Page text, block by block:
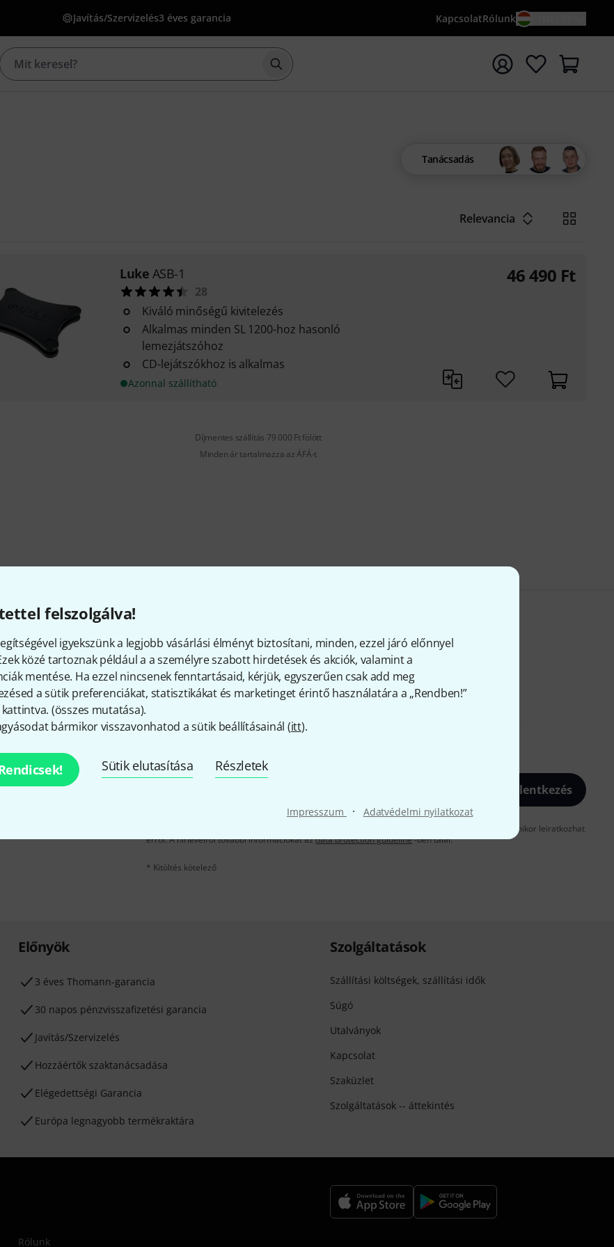
felszolgálva!
igyekszünk a legjobb vásárlási élményt biztosítani, minden, ezzel járó előnnyel
közé tartoznak például a a személyre szabott hirdetések és akciók, valamint a
mentése. Ha ezzel nincsenek fenntartásaid, kérjük, egyszerűen csak add meg
a sütik preferenciákat, statisztikákat és marketinget érintő használatára a „Rendben!”
(összes mutatása).
bármikor visszavonhatod a sütik beállításainál (itt).
Sütik elutasítása Részletek
Impresszum · Adatvédelmi nyilatkozat
Javítás/Szervizelés3 éves garancia KapcsolatRólunk
Keresés indítása {searchTerm} keresőszóval
Tanácsadás
Relevancia
Luke ASB-1
28
Kiváló minőségű kivitelezés
Alkalmas minden SL 1200-hoz hasonló
lemezjátszóhoz
CD-lejátszókhoz is alkalmas
Azonnal szállítható
46 490 Ft
Díjmentes szállítás 79 000 Ft fölött
Minden ár tartalmazza az ÁFÁ-t
Tetszik, amit látsz?
Megosztás Súgó & Visszajelzések
és kis szerencsével
Bejelentkezés
A "Bejelentkezés" gombra kattintva elfogadja, hogy e-mailben küldjünk önnek hirdetéseket. Bármikor leiratkozhat
erről. A hírlevélről további információkat azdata protection guideline-ben talál.
* Kitöltés kötelező
Előnyök
3 éves Thomann-garancia
30 napos pénzvisszafizetési garancia
Javítás/Szervizelés
Hozzáértők szaktanácsadása
Elégedettségi Garancia
Európa legnagyobb termékraktára
Szolgáltatások
Szállítási költségek, szállítási idők
Súgó
Utalványok
Kapcsolat
Szaküzlet
Szolgáltatások -- áttekintés
Rólunk